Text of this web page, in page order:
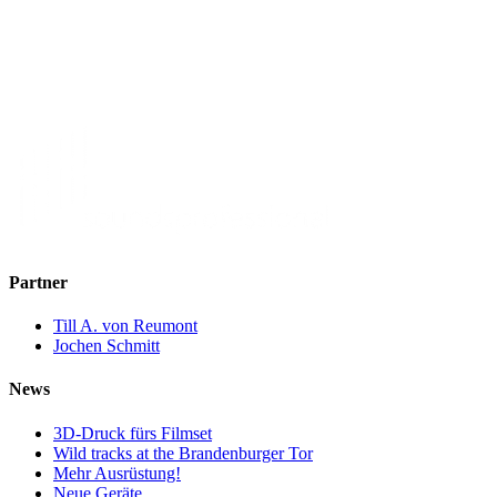
Partner
Till A. von Reumont
Jochen Schmitt
News
3D-Druck fürs Filmset
Wild tracks at the Brandenburger Tor
Mehr Ausrüstung!
Neue Geräte